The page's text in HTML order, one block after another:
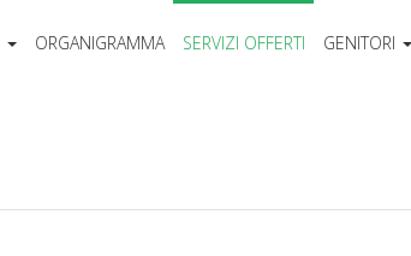
ORGANIGRAMMA SERVIZI OFFERTI GENITORI